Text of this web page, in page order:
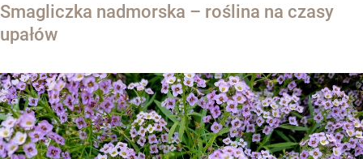
Smagliczka nadmorska – roślina na czasy
upałów